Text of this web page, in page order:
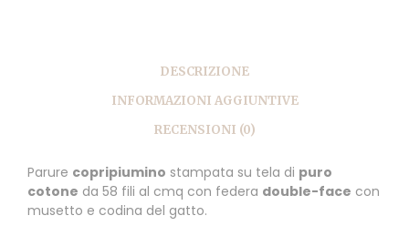
DESCRIZIONE
INFORMAZIONI AGGIUNTIVE
RECENSIONI (0)
Parure copripiumino stampata su tela di puro
cotone da 58 fili al cmq con federa double-face con
musetto e codina del gatto.